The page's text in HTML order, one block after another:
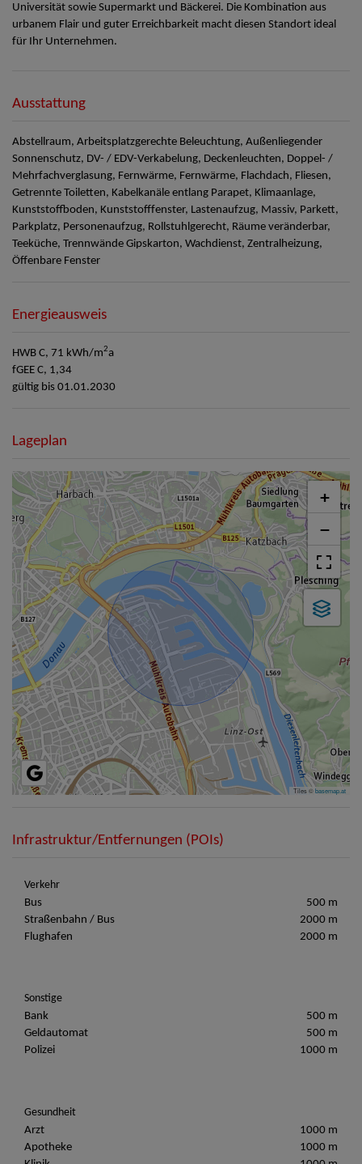
Universität sowie Supermarkt und Bäckerei. Die Kombination aus
urbanem Flair und guter Erreichbarkeit macht diesen Standort ideal
für Ihr Unternehmen.
Ausstattung
Abstellraum Arbeitsplatzgerechte Beleuchtung Außenliegender
Sonnenschutz DV- / EDV-Verkabelung Deckenleuchten Doppel- /
Mehrfachverglasung Fernwärme Fernwärme Flachdach Fliesen
Getrennte Toiletten Kabelkanäle entlang Parapet Klimaanlage
Kunststoffboden Kunststofffenster Lastenaufzug Massiv Parkett
Parkplatz Personenaufzug Rollstuhlgerecht Räume veränderbar
Teeküche Trennwände Gipskarton Wachdienst Zentralheizung
Öffenbare Fenster
Energieausweis
HWB C, 71 kWh/m2a
fGEE C, 1,34
gültig bis 01.01.2030
Lageplan
+
−
Tiles ©basemap.at
Infrastruktur/Entfernungen (POIs)
Verkehr
Bus
500 m
Straßenbahn / Bus
2000 m
Flughafen
2000 m
Sonstige
Bank
500 m
Geldautomat
500 m
Polizei
1000 m
Gesundheit
Arzt
1000 m
Apotheke
1000 m